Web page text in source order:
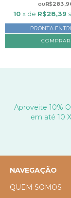
10 x de R$28,39
PRONTA
COMPRAR
Aproveite 10%
em até 10
NAVEGAÇÃO
QUEM SOMOS